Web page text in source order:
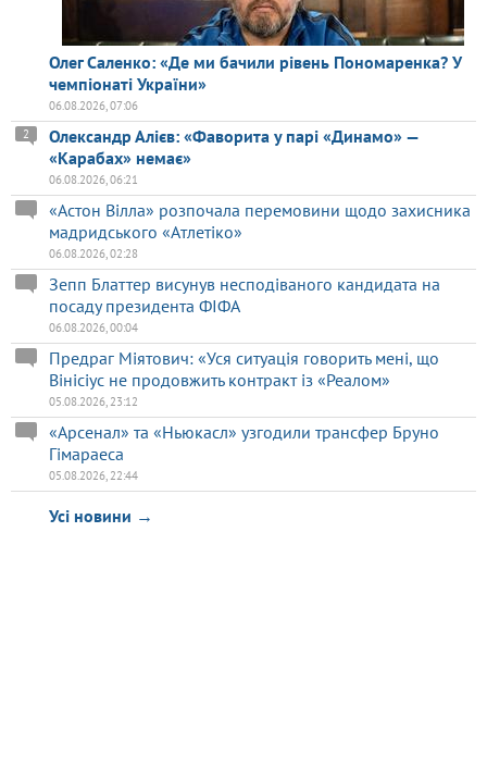
Олег Саленко: «Де ми бачили рівень Пономаренка? У
чемпіонаті України»
06.08.2026, 07:06
Олександр Алієв: «Фаворита у парі «Динамо» —
«Карабах» немає»
2
06.08.2026, 06:21
«Астон Вілла» розпочала перемовини щодо захисника
мадридського «Атлетіко»
06.08.2026, 02:28
Зепп Блаттер висунув несподіваного кандидата на
посаду президента ФІФА
06.08.2026, 00:04
Предраг Міятович: «Уся ситуація говорить мені, що
Вінісіус не продовжить контракт із «Реалом»
05.08.2026, 23:12
«Арсенал» та «Ньюкасл» узгодили трансфер Бруно
Гімараеса
05.08.2026, 22:44
Усі новини →